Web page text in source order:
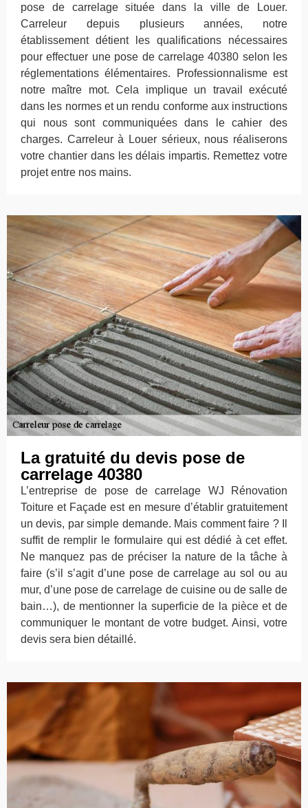
pose de carrelage située dans la ville de Louer.
Carreleur depuis plusieurs années, notre
établissement détient les qualifications nécessaires
pour effectuer une pose de carrelage 40380 selon les
réglementations élémentaires. Professionnalisme est
notre maître mot. Cela implique un travail exécuté
dans les normes et un rendu conforme aux instructions
qui nous sont communiquées dans le cahier des
charges. Carreleur à Louer sérieux, nous réaliserons
votre chantier dans les délais impartis. Remettez votre
projet entre nos mains.
La gratuité du devis pose de
carrelage 40380
L’entreprise de pose de carrelage WJ Rénovation
Toiture et Façade est en mesure d’établir gratuitement
un devis, par simple demande. Mais comment faire ? Il
suffit de remplir le formulaire qui est dédié à cet effet.
Ne manquez pas de préciser la nature de la tâche à
faire (s’il s’agit d’une pose de carrelage au sol ou au
mur, d’une pose de carrelage de cuisine ou de salle de
bain…), de mentionner la superficie de la pièce et de
communiquer le montant de votre budget. Ainsi, votre
devis sera bien détaillé.